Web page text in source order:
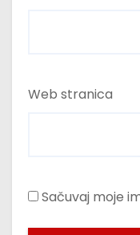
Web stranica
Sačuvaj moje